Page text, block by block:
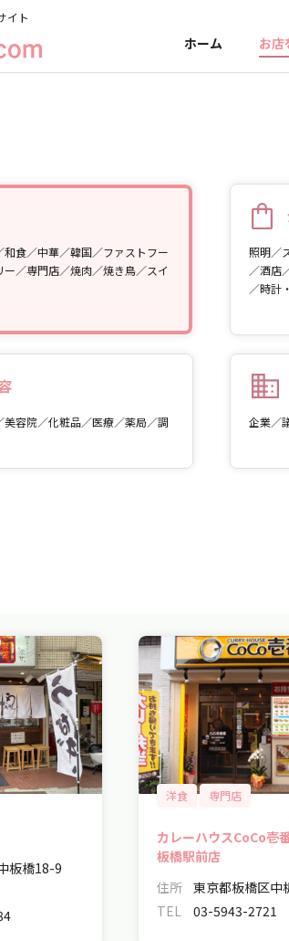
イト
ホーム お店
食／中華／韓国／ファストフー
ー／専門店／焼肉／焼き鳥／スイ
照明／
／酒店
／時計
容院／化粧品／医療／薬局／調
企業／
板橋18-9
洋食 専門店
カレーハウスCoCo壱
板橋駅前店
住所 東京都板橋区中
TEL
03-5943-2721